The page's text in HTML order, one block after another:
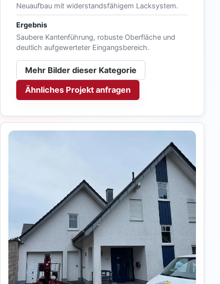
Neuaufbau mit widerstandsfähigem Lacksystem.
Ergebnis
Saubere Kantenführung, robuste Oberfläche und
deutlich aufgewerteter Eingangsbereich.
Mehr Bilder dieser Kategorie
Ähnliches Projekt anfragen